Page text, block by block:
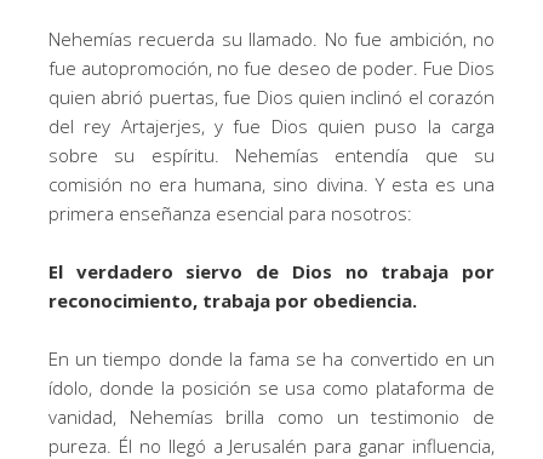
Nehemías recuerda su llamado. No fue ambición, no
fue autopromoción, no fue deseo de poder. Fue Dios
quien abrió puertas, fue Dios quien inclinó el corazón
del rey Artajerjes, y fue Dios quien puso la carga
sobre su espíritu. Nehemías entendía que su
comisión no era humana, sino divina. Y esta es una
primera enseñanza esencial para nosotros:
El verdadero siervo de Dios no trabaja por
reconocimiento, trabaja por obediencia.
En un tiempo donde la fama se ha convertido en un
ídolo, donde la posición se usa como plataforma de
vanidad, Nehemías brilla como un testimonio de
pureza. Él no llegó a Jerusalén para ganar influencia,